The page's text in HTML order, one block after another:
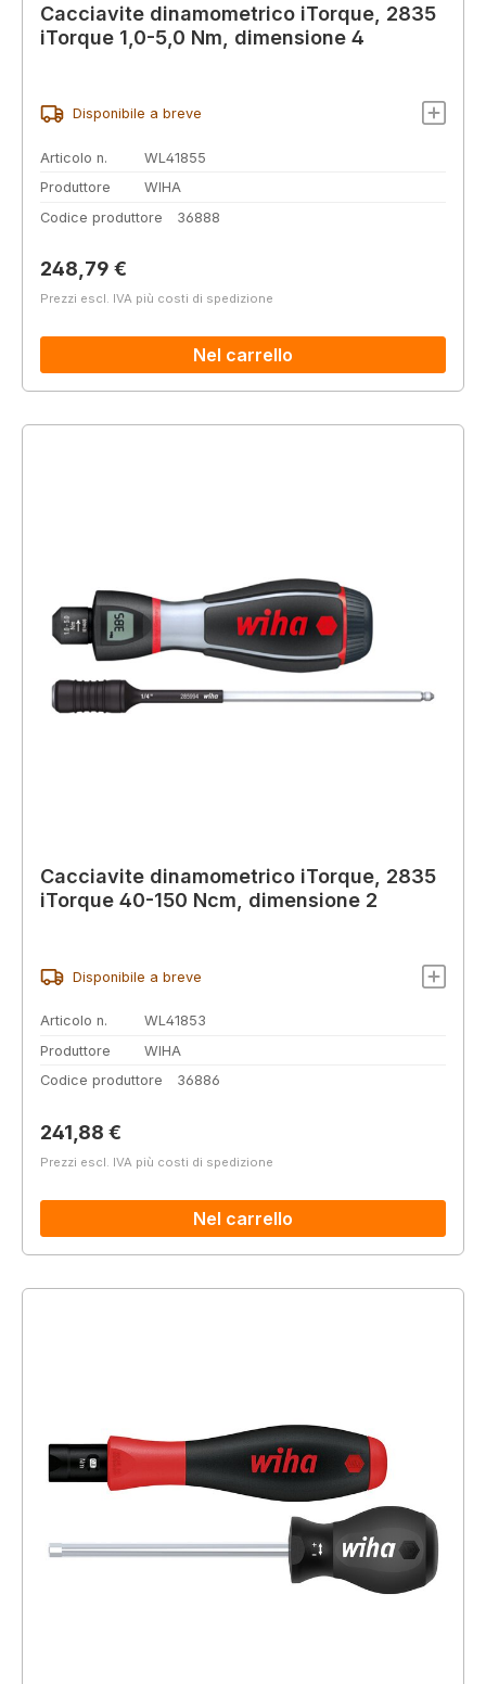
Cacciavite dinamometrico iTorque, 2835
iTorque 1,0-5,0 Nm, dimensione 4
Disponibile a breve
Articolo n.
WL41855
Produttore
WIHA
Codice produttore
36888
Prezzo normale:
248,79 €
Prezzi escl. IVA più costi di spedizione
Nel carrello
Cacciavite dinamometrico iTorque, 2835
iTorque 40-150 Ncm, dimensione 2
Disponibile a breve
Articolo n.
WL41853
Produttore
WIHA
Codice produttore
36886
Prezzo normale:
241,88 €
Prezzi escl. IVA più costi di spedizione
Nel carrello